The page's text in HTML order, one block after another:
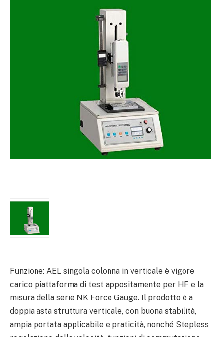
Funzione: AEL singola colonna in verticale è vigore
carico piattaforma di test appositamente per HF e la
misura della serie NK Force Gauge. Il prodotto è a
doppia asta struttura verticale, con buona stabilità,
ampia portata applicabile e praticità, nonché Stepless